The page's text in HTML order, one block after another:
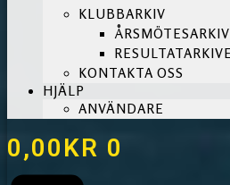
KLUBBARKIV
KONTAKTA OSS
HJÄLP
ANVÄNDARE
0,00KR 0